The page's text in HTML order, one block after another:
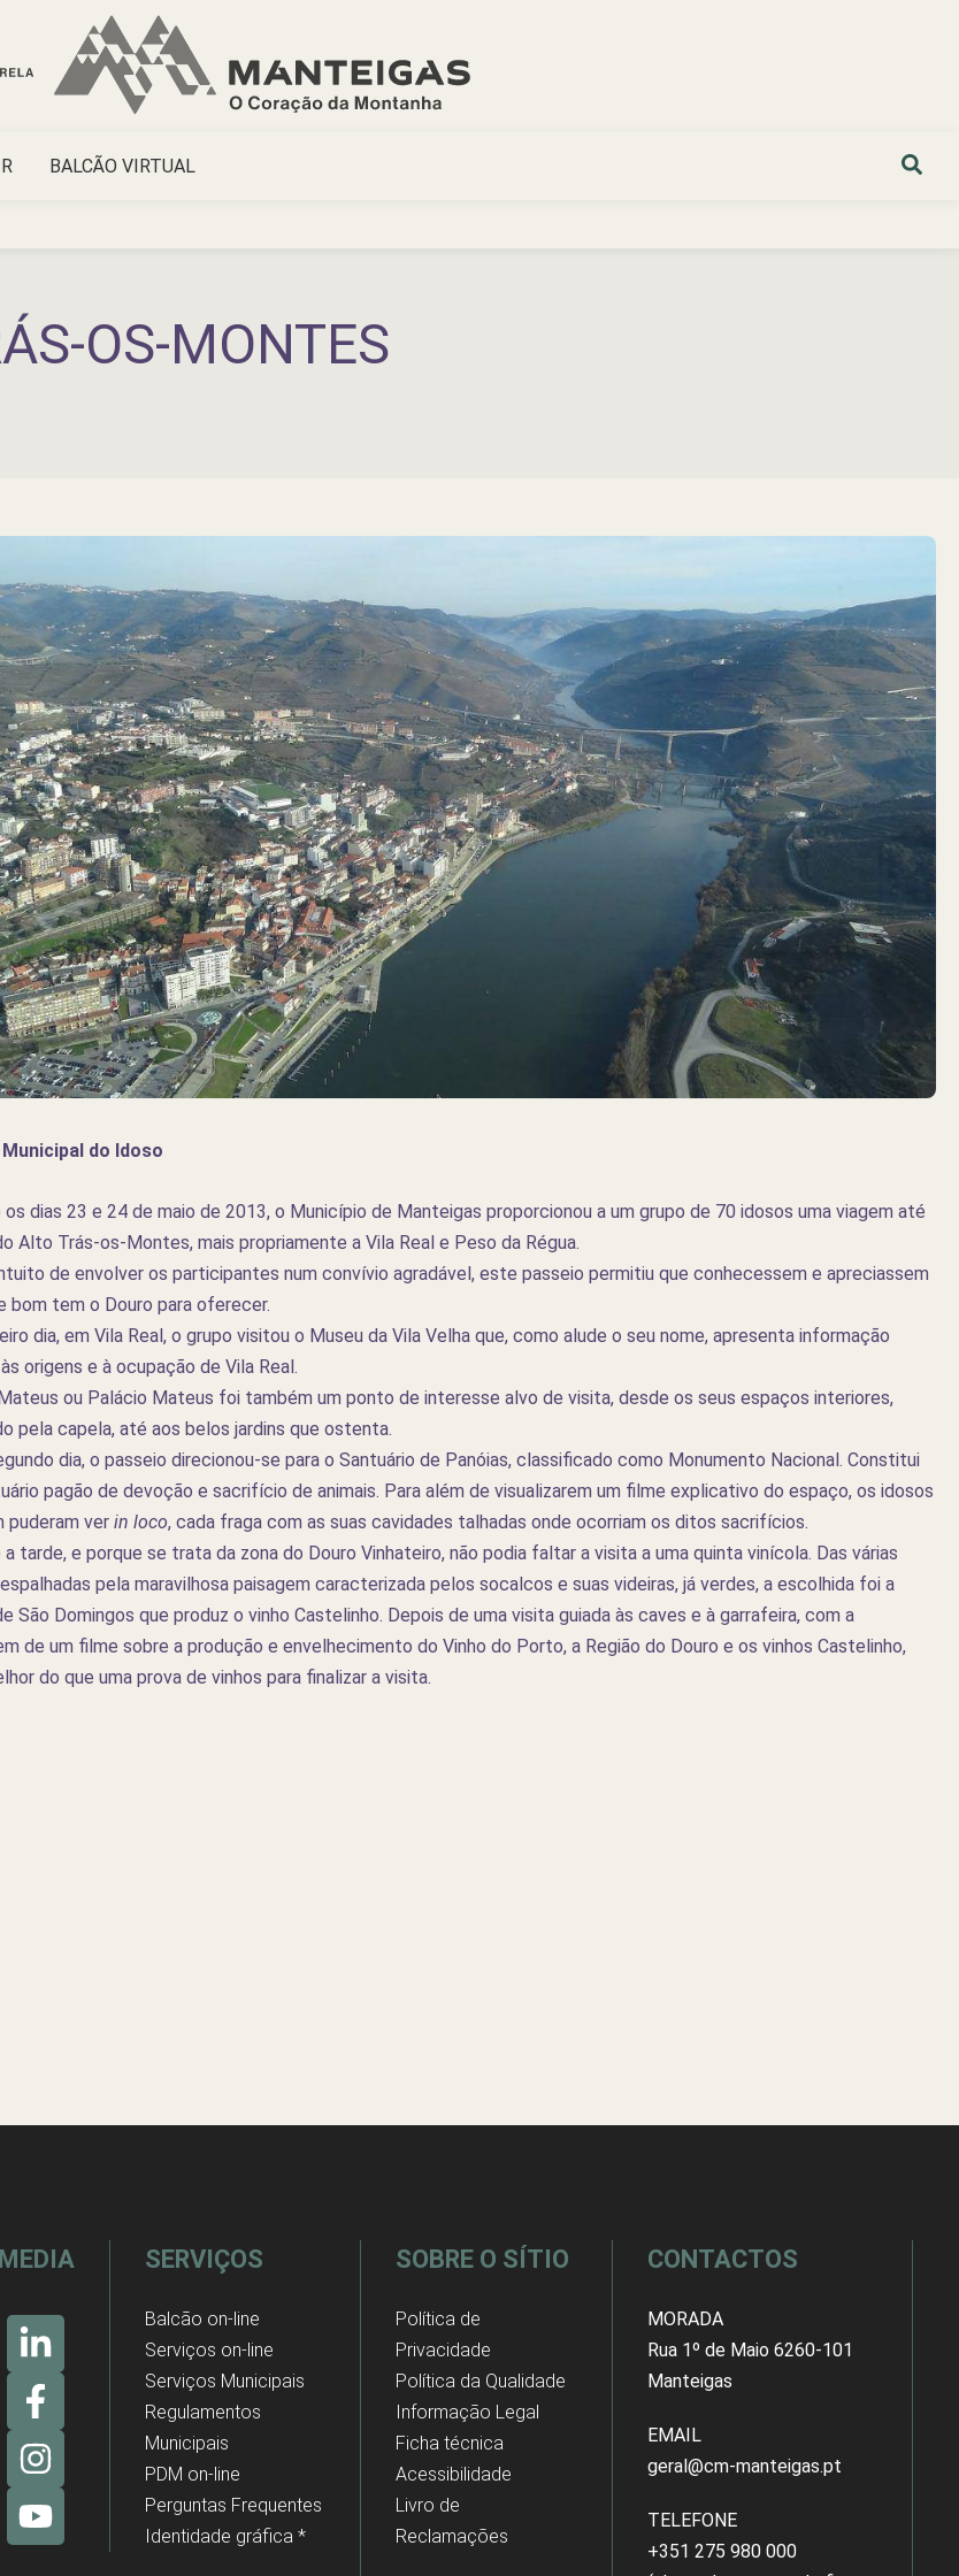
BALCÃO VIRTUAL
OS-MONTES
do Idoso
os dias 23 e 24 de maio de 2013, o Município de Manteigas proporcionou a um grupo de 70 idosos uma viagem até
Alto Trás-os-Montes, mais propriamente a Vila Real e Peso da Régua.
de envolver os participantes num convívio agradável, este passeio permitiu que conhecessem e apreciassem
bom tem o Douro para oferecer.
dia, em Vila Real, o grupo visitou o Museu da Vila Velha que, como alude o seu nome, apresenta informação
origens e à ocupação de Vila Real.
ou Palácio Mateus foi também um ponto de interesse alvo de visita, desde os seus espaços interiores,
pela capela, até aos belos jardins que ostenta.
dia, o passeio direcionou-se para o Santuário de Panóias, classificado como Monumento Nacional. Constitui
pagão de devoção e sacrifício de animais. Para além de visualizarem um filme explicativo do espaço, os idosos
puderam ver in loco, cada fraga com as suas cavidades talhadas onde ocorriam os ditos sacrifícios.
a tarde, e porque se trata da zona do Douro Vinhateiro, não podia faltar a visita a uma quinta vinícola. Das várias
pela maravilhosa paisagem caracterizada pelos socalcos e suas videiras, já verdes, a escolhida foi a
São Domingos que produz o vinho Castelinho. Depois de uma visita guiada às caves e à garrafeira, com a
de um filme sobre a produção e envelhecimento do Vinho do Porto, a Região do Douro e os vinhos Castelinho,
do que uma prova de vinhos para finalizar a visita.
MEDIA SERVIÇOS
Balcão on-line
Serviços on-line
Serviços Municipais
Regulamentos
Municipais
PDM on-line
Perguntas Frequentes
Identidade gráfica *
SOBRE O SÍTIO
Política de
Privacidade
Política da Qualidade
Informação Legal
Ficha técnica
Acessibilidade
Livro de
Reclamações
CONTACTOS
MORADA
Rua 1º de Maio 6260-101
Manteigas
EMAIL
geral@cm-manteigas.pt
TELEFONE
+351 275 980 000